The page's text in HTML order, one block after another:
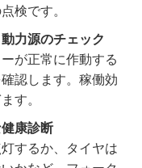
検です。
力源のチェック
が正常に作動する
認します。稼働効
す。
康診断
するか、タイヤは